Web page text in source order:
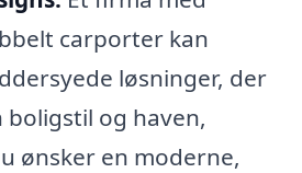
carporter kan
løsninger, der
boligstil og haven,
ønsker en moderne,